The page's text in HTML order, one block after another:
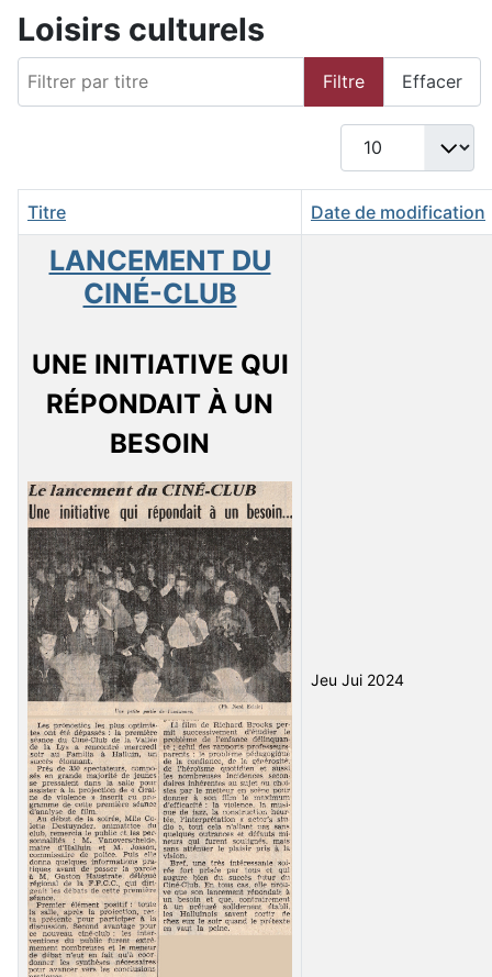
Loisirs culturels
Filtre Effacer
Afficher #
Titre Date de modification
LANCEMENT DU
CINÉ-CLUB
UNE INITIATIVE QUI
RÉPONDAIT À UN
BESOIN
Jeu Jui 2024